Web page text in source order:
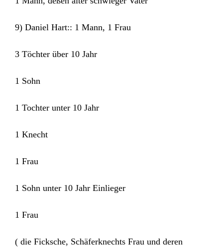
9) Daniel Hart:: 1 Mann, 1 Frau
3 Töchter über 10 Jahr
1 Sohn
1 Tochter unter 10 Jahr
1 Knecht
1 Frau
1 Sohn unter 10 Jahr Einlieger
1 Frau
( die Ficksche, Schäferknechts Frau und deren